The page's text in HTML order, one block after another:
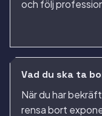
och följ
Vad du ska ta
När du har
rensa bort